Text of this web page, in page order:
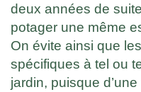
deux années de
potager une même
On évite ainsi que
spécifiques à tel ou
jardin, puisque